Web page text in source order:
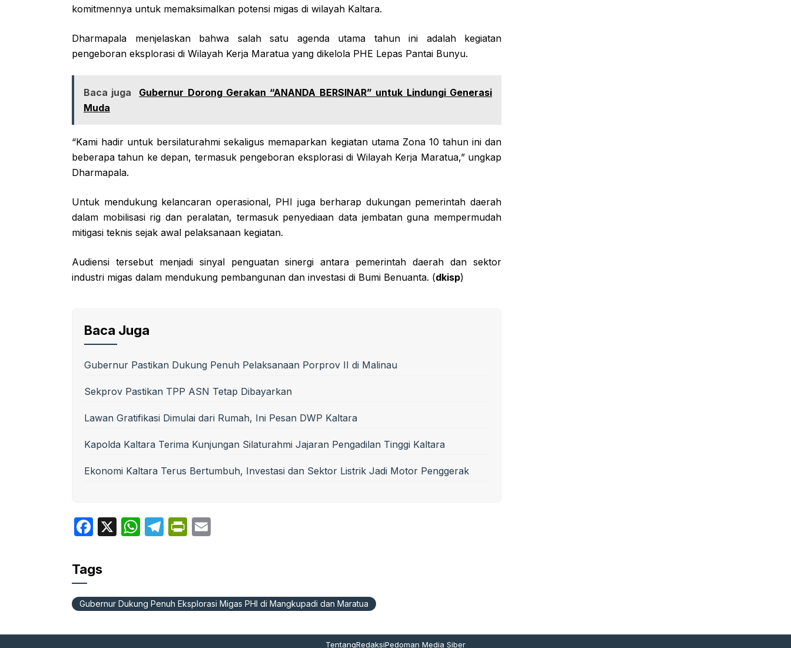
komitmennya untuk memaksimalkan potensi migas di wilayah Kaltara.
Dharmapala menjelaskan bahwa salah satu agenda utama tahun ini adalah kegiatan
pengeboran eksplorasi di Wilayah Kerja Maratua yang dikelola PHE Lepas Pantai Bunyu.
Baca juga
Gubernur Dorong Gerakan “ANANDA BERSINAR” untuk Lindungi Generasi
Muda
“Kami hadir untuk bersilaturahmi sekaligus memaparkan kegiatan utama Zona 10 tahun ini dan
beberapa tahun ke depan, termasuk pengeboran eksplorasi di Wilayah Kerja Maratua,” ungkap
Dharmapala.
Untuk mendukung kelancaran operasional, PHI juga berharap dukungan pemerintah daerah
dalam mobilisasi rig dan peralatan, termasuk penyediaan data jembatan guna mempermudah
mitigasi teknis sejak awal pelaksanaan kegiatan.
Audiensi tersebut menjadi sinyal penguatan sinergi antara pemerintah daerah dan sektor
industri migas dalam mendukung pembangunan dan investasi di Bumi Benuanta. (dkisp)
Baca Juga
Gubernur Pastikan Dukung Penuh Pelaksanaan Porprov II di Malinau
Sekprov Pastikan TPP ASN Tetap Dibayarkan
Lawan Gratifikasi Dimulai dari Rumah, Ini Pesan DWP Kaltara
Kapolda Kaltara Terima Kunjungan Silaturahmi Jajaran Pengadilan Tinggi Kaltara
Ekonomi Kaltara Terus Bertumbuh, Investasi dan Sektor Listrik Jadi Motor Penggerak
F
c
e
b
o
X
W
A
p
T
a
P
ie
dl
Tags
Gubernur Dukung Penuh Eksplorasi Migas PHI di Mangkupadi dan Maratua
TentangRedaksiPedoman Media Siber